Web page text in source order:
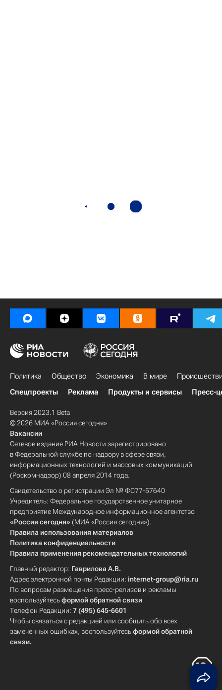
Политика Общество Экономика В мире
Спецпроекты
Реклама Продукты и сервисы Пресс-
Версия 2023.1 Beta
© 2026 МИА «Россия сегодня»
Вакансии
Сетевое издание РИА Новости зарегистрировано
в Федеральной службе по надзору в сфере связи,
информационных технологий и массовых коммуникаций
(Роскомнадзор) 08 апреля 2014 года.
Свидетельство о регистрации Эл № ФС77-57640
Учредитель: Федеральное государственное унитарное
предприятие Международное информационное агентство
«Россия сегодня» (МИА «Россия сегодня»).
Правила использования материалов
Политика конфиденциальности
Правила применения рекомендательных технологий
Главный редактор: Гаврилова А.В.
Адрес электронной почты Редакции: internet-group@ria.ru
По вопросам размещения пресс-релизов и рекламы
воспользуйтесьформой обратной связи
Телефон Редакции: 7 (495) 645-6601
Чтобы связаться с редакцией или сообщить обо всех
замеченных ошибках, воспользуйтесьформой обратной
связи.